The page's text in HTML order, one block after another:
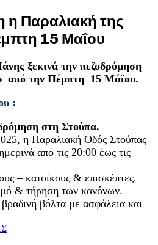
η Παραλιακή της
15 Μαΐου
ξεκινά την πεζοδρόμηση
από την Πέμπτη 15 Μάϊου.
:
στη Στούπα.
η Παραλιακή Οδός Στούπας
από τις 20:00 έως τις
– κατοίκους & επισκέπτες.
& τήρηση των κανόνων.
βόλτα με ασφάλεια και